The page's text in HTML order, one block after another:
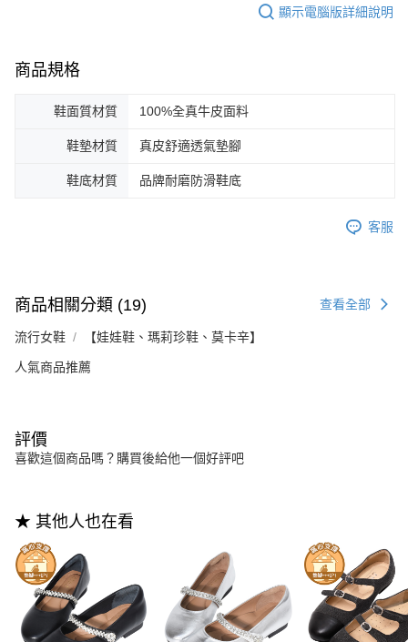
顯示電腦版詳細說明
商品規格
鞋面質材質 100%全真牛皮面料
鞋墊材質 真皮舒適透氣墊腳
鞋底材質 品牌耐磨防滑鞋底
客服
商品相關分類 (19) 查看全部
流行女鞋 【娃娃鞋、瑪莉珍鞋、莫卡辛】
人氣商品推薦
評價
喜歡這個商品嗎？購買後給他一個好評吧
★ 其他人也在看